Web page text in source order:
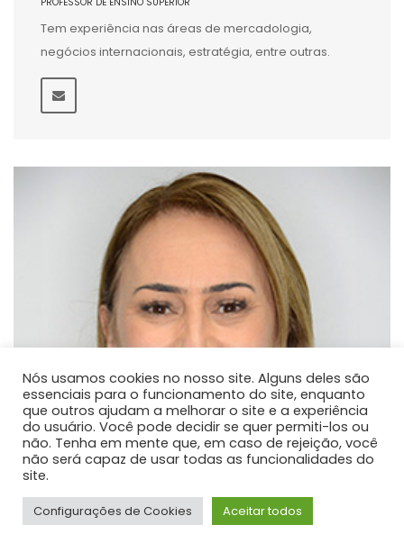
Tem experiência nas áreas de mercadologia,
negócios internacionais, estratégia, entre outras.
Nós usamos cookies no nosso site. Alguns deles são
essenciais para o funcionamento do site, enquanto
que outros ajudam a melhorar o site e a experiência
do usuário. Você pode decidir se quer permiti-los ou
não. Tenha em mente que, em caso de rejeição, você
não será capaz de usar todas as funcionalidades do
site.
Configurações de Cookies Aceitar todos